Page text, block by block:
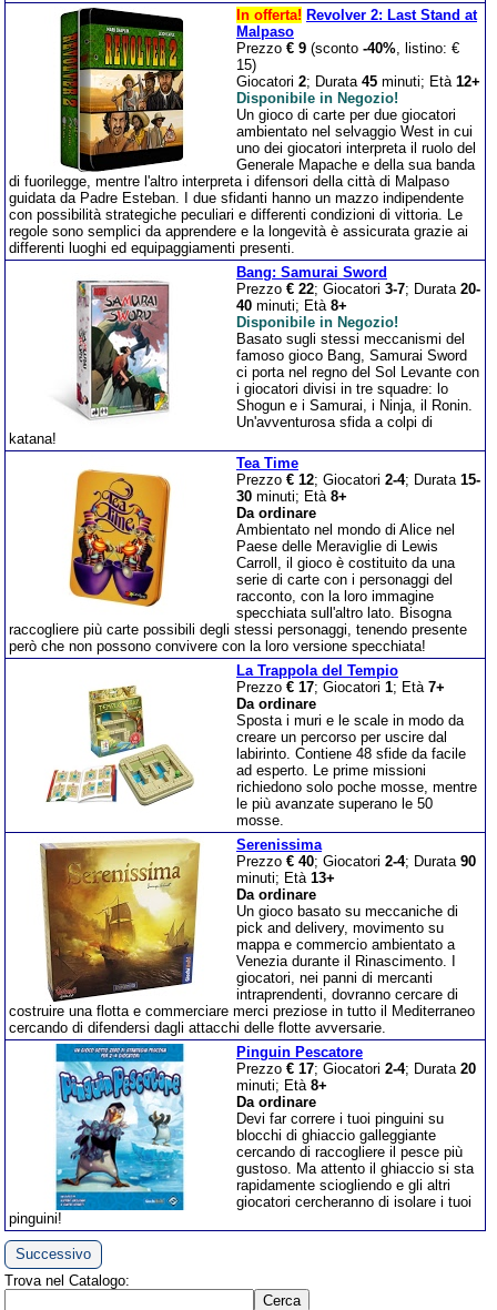
In offerta! Revolver 2: Last Stand at
Malpaso
Prezzo € 9 (sconto -40%, listino: €
15)
Giocatori 2; Durata 45 minuti; Età 12+
Disponibile in Negozio!
Un gioco di carte per due giocatori
ambientato nel selvaggio West in cui
uno dei giocatori interpreta il ruolo del
Generale Mapache e della sua banda
di fuorilegge, mentre l'altro interpreta i difensori della città di Malpaso
guidata da Padre Esteban. I due sfidanti hanno un mazzo indipendente
con possibilità strategiche peculiari e differenti condizioni di vittoria. Le
regole sono semplici da apprendere e la longevità è assicurata grazie ai
differenti luoghi ed equipaggiamenti presenti.
Bang: Samurai Sword
Prezzo € 22; Giocatori 3-7; Durata 20-
40 minuti; Età 8+
Disponibile in Negozio!
Basato sugli stessi meccanismi del
famoso gioco Bang, Samurai Sword
ci porta nel regno del Sol Levante con
i giocatori divisi in tre squadre: lo
Shogun e i Samurai, i Ninja, il Ronin.
Un'avventurosa sfida a colpi di
katana!
Tea Time
Prezzo € 12; Giocatori 2-4; Durata 15-
30 minuti; Età 8+
Da ordinare
Ambientato nel mondo di Alice nel
Paese delle Meraviglie di Lewis
Carroll, il gioco è costituito da una
serie di carte con i personaggi del
racconto, con la loro immagine
specchiata sull'altro lato. Bisogna
raccogliere più carte possibili degli stessi personaggi, tenendo presente
però che non possono convivere con la loro versione specchiata!
La Trappola del Tempio
Prezzo € 17; Giocatori 1; Età 7+
Da ordinare
Sposta i muri e le scale in modo da
creare un percorso per uscire dal
labirinto. Contiene 48 sfide da facile
ad esperto. Le prime missioni
richiedono solo poche mosse, mentre
le più avanzate superano le 50
mosse.
Serenissima
Prezzo € 40; Giocatori 2-4; Durata 90
minuti; Età 13+
Da ordinare
Un gioco basato su meccaniche di
pick and delivery, movimento su
mappa e commercio ambientato a
Venezia durante il Rinascimento. I
giocatori, nei panni di mercanti
intraprendenti, dovranno cercare di
costruire una flotta e commerciare merci preziose in tutto il Mediterraneo
cercando di difendersi dagli attacchi delle flotte avversarie.
Pinguin Pescatore
Prezzo € 17; Giocatori 2-4; Durata 20
minuti; Età 8+
Da ordinare
Devi far correre i tuoi pinguini su
blocchi di ghiaccio galleggiante
cercando di raccogliere il pesce più
gustoso. Ma attento il ghiaccio si sta
rapidamente sciogliendo e gli altri
giocatori cercheranno di isolare i tuoi
pinguini!
Successivo
Trova nel Catalogo: